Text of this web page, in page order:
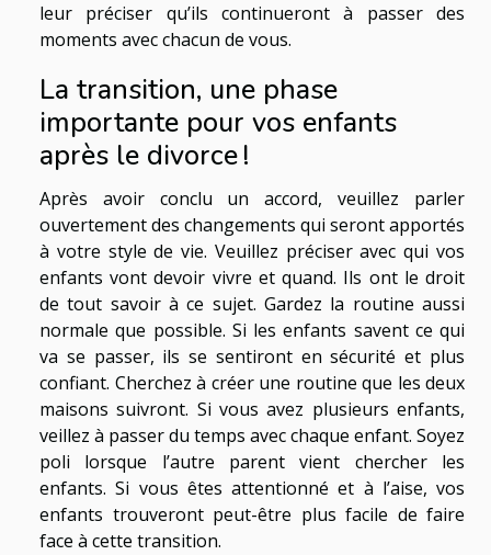
leur préciser qu’ils continueront à passer des
moments avec chacun de vous.
La transition, une phase
importante pour vos enfants
après le divorce !
Après avoir conclu un accord, veuillez parler
ouvertement des changements qui seront apportés
à votre style de vie. Veuillez préciser avec qui vos
enfants vont devoir vivre et quand. Ils ont le droit
de tout savoir à ce sujet. Gardez la routine aussi
normale que possible. Si les enfants savent ce qui
va se passer, ils se sentiront en sécurité et plus
confiant. Cherchez à créer une routine que les deux
maisons suivront. Si vous avez plusieurs enfants,
veillez à passer du temps avec chaque enfant. Soyez
poli lorsque l’autre parent vient chercher les
enfants. Si vous êtes attentionné et à l’aise, vos
enfants trouveront peut-être plus facile de faire
face à cette transition.